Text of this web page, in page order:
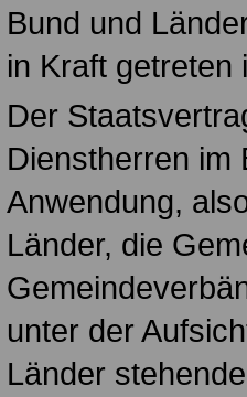
Bund und
in Kraft getreten
Der
Dienstherren im
Anwendung,
Länder, die
unter der
Länder